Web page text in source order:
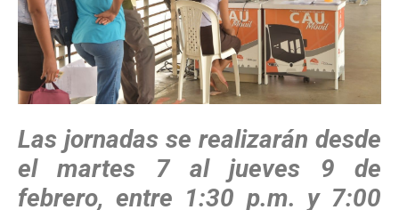
Las jornadas se realizarán desde
el martes 7 al jueves 9 de
febrero, entre 1:30 p.m. y 7:00